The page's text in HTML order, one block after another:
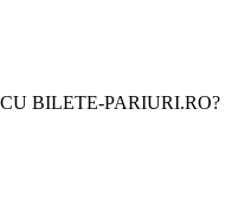
BILETE-PARIURI.RO?